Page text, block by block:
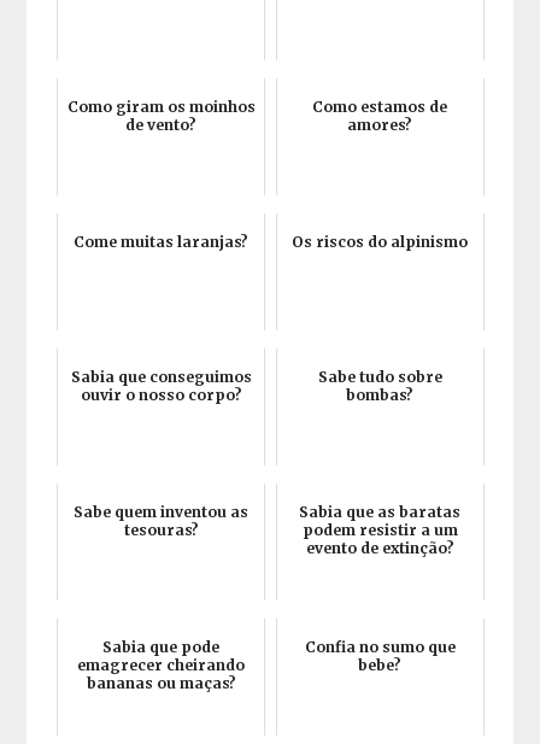
Como giram os moinhos
de vento?
Como estamos de
amores?
Come muitas laranjas? Os riscos do alpinismo
Sabia que conseguimos
ouvir o nosso corpo?
Sabe tudo sobre
bombas?
Sabe quem inventou as
tesouras?
Sabia que as baratas
podem resistir a um
evento de extinção?
Sabia que pode
emagrecer cheirando
bananas ou maças?
Confia no sumo que
bebe?